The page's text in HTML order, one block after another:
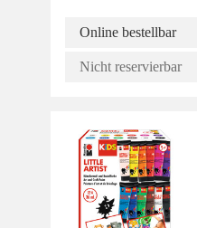
Online bestellbar
Nicht reservierbar